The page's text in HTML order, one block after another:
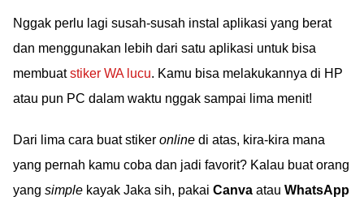
Nggak perlu lagi susah-susah instal aplikasi yang berat
dan menggunakan lebih dari satu aplikasi untuk bisa
membuatstiker WA lucu. Kamu bisa melakukannya di HP
atau pun PC dalam waktu nggak sampai lima menit!
Dari lima cara buat stiker online di atas, kira-kira mana
yang pernah kamu coba dan jadi favorit? Kalau buat orang
yang simple kayak Jaka sih, pakai Canva atau WhatsApp